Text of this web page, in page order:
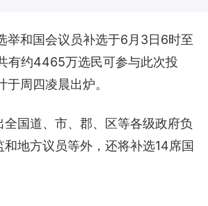
举和国会议员补选于6月3日6时至
有约4465万选民可参与此次投
周四凌晨出炉。
国道、市、郡、区等各级政府负
地方议员等外，还将补选14席国